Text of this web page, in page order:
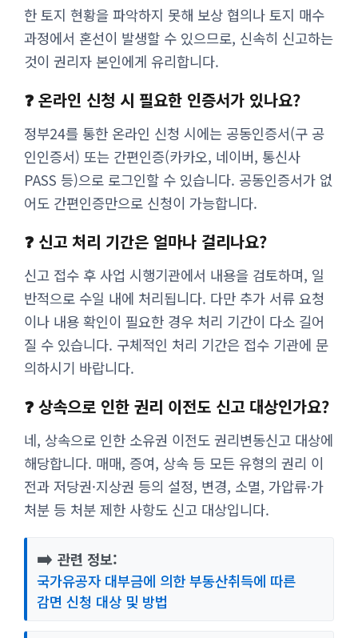
한 토지 현황을 파악하지 못해 보상 협의나 토지 매수
과정에서 혼선이 발생할 수 있으므로, 신속히 신고하는
것이 권리자 본인에게 유리합니다.
❓ 온라인 신청 시 필요한 인증서가 있나요?
정부24를 통한 온라인 신청 시에는 공동인증서(구 공
인인증서) 또는 간편인증(카카오, 네이버, 통신사
PASS 등)으로 로그인할 수 있습니다. 공동인증서가 없
어도 간편인증만으로 신청이 가능합니다.
❓ 신고 처리 기간은 얼마나 걸리나요?
신고 접수 후 사업 시행기관에서 내용을 검토하며, 일
반적으로 수일 내에 처리됩니다. 다만 추가 서류 요청
이나 내용 확인이 필요한 경우 처리 기간이 다소 길어
질 수 있습니다. 구체적인 처리 기간은 접수 기관에 문
의하시기 바랍니다.
❓ 상속으로 인한 권리 이전도 신고 대상인가요?
네, 상속으로 인한 소유권 이전도 권리변동신고 대상에
해당합니다. 매매, 증여, 상속 등 모든 유형의 권리 이
전과 저당권·지상권 등의 설정, 변경, 소멸, 가압류·가
처분 등 처분 제한 사항도 신고 대상입니다.
➡️ 관련 정보:
국가유공자 대부금에 의한 부동산취득에 따른
감면 신청 대상 및 방법